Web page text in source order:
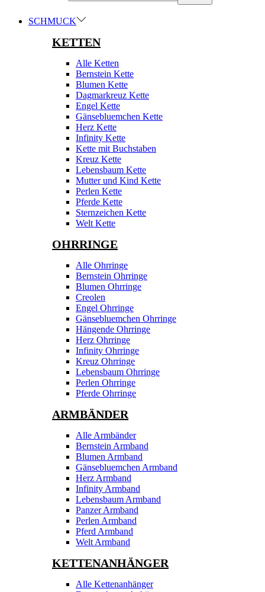
SCHMUCK
KETTEN
Alle Ketten
Bernstein Kette
Blumen Kette
Dagmarkreuz Kette
Engel Kette
Gänsebluemchen Kette
Herz Kette
Infinity Kette
Kette mit Buchstaben
Kreuz Kette
Lebensbaum Kette
Mutter und Kind Kette
Perlen Kette
Pferde Kette
Sternzeichen Kette
Welt Kette
OHRRINGE
Alle Ohrringe
Bernstein Ohrringe
Blumen Ohrringe
Creolen
Engel Ohrringe
Gänsebluemchen Ohrringe
Hängende Ohrringe
Herz Ohrringe
Infinity Ohrringe
Kreuz Ohrringe
Lebensbaum Ohrringe
Perlen Ohrringe
Pferde Ohrringe
ARMBÄNDER
Alle Armbänder
Bernstein Armband
Blumen Armband
Gänsebluemchen Armband
Herz Armband
Infinity Armband
Lebensbaum Armband
Panzer Armband
Perlen Armband
Pferd Armband
Welt Armband
KETTENANHÄNGER
Alle Kettenanhänger